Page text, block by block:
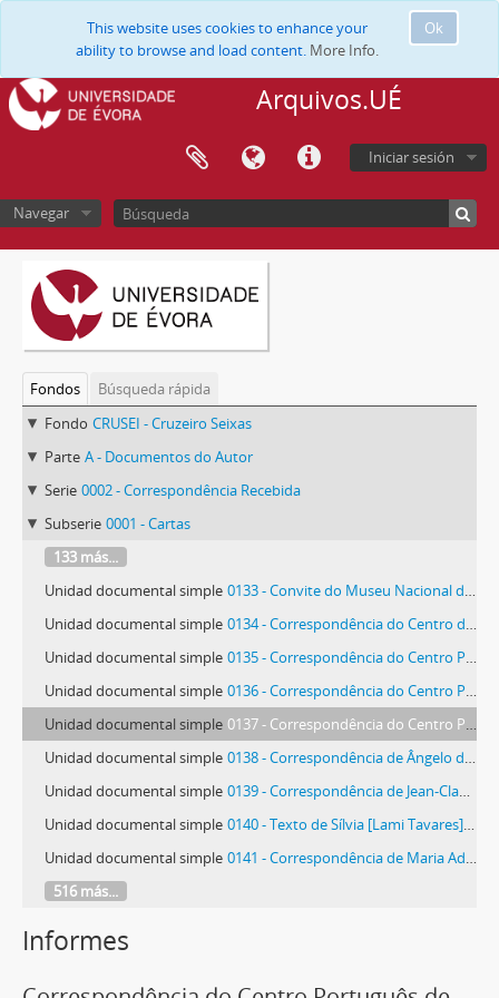
Ok
This website uses cookies to enhance your
ability to browse and load content. More Info.
Arquivos.UÉ
Iniciar sesión
Navegar
Fondos
Búsqueda rápida
Fondo CRUSEI - Cruzeiro Seixas
Parte A - Documentos do Autor
Serie 0002 - Correspondência Recebida
Subserie 0001 - Cartas
133 más...
Unidad documental simple 0133 - Convite do Museu Nacional de Soares dos Reis/Centro de Arte Contemporânea
Unidad documental simple 0134 - Correspondência do Centro de Arte Galeria Soctip
Unidad documental simple 0135 - Correspondência do Centro Português de Serigrafia (CPS)
Unidad documental simple 0136 - Correspondência do Centro Português de Serigrafia (CPS)
Unidad documental simple 0137 - Correspondência do Centro Português de Serigrafia (CPS)
Unidad documental simple 0138 - Correspondência de Ângelo de Castro César [Machado]
Unidad documental simple 0139 - Correspondência de Jean-Claude Charbonel
Unidad documental simple 0140 - Texto de Sílvia [Lami Tavares] Chicó
Unidad documental simple 0141 - Correspondência de Maria Adelaide Cid
516 más...
Informes